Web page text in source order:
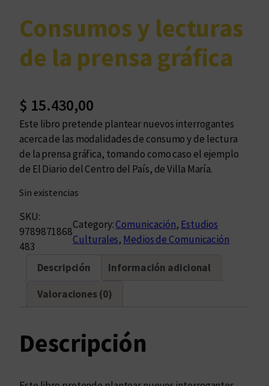
Consumos y lecturas
de la prensa gráfica
$ 15.430,00
Este libro pretende plantear nuevos interrogantes
acerca de las modalidades de consumo y de lectura
de la prensa gráfica, tomando como caso el ejemplo
de El Diario del Centro del País, de Villa María.
Sin existencias
SKU:
9789871868
483
Category:Comunicación, Estudios
Culturales, Medios de Comunicación
Descripción Información adicional
Valoraciones (0)
Descripción